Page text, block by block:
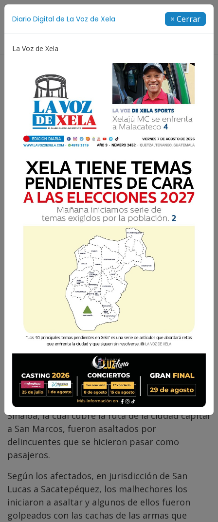
Diario Digital de La Voz de Xela × Cerrar
La Voz de Xela
Despojan de sus
pertenencias a pasajeros
Leonel Rodas 4 Junio 2024 19:41
La tarde de este martes pasajeros que viajaban
abordo de una unidad de los Transportes
Sinaloa, la cual cubre la ruta de la ciudad capital
a San Marcos, fueron asaltados por
delincuentes que se hicieron pasar como
pasajeros.
Según los afectados, en jurisdicción de San
Lucas a Sacatepéquez, los malhechores los
iniciaron a asaltar y algunos de ellos fueron
golpeados con las cachas de las armas que